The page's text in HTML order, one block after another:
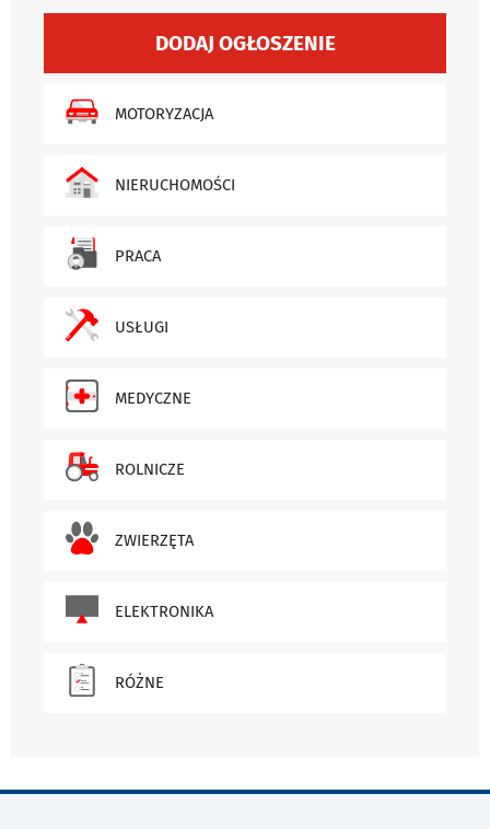
DODAJ OGŁOSZENIE
MOTORYZACJA
NIERUCHOMOŚCI
PRACA
USŁUGI
MEDYCZNE
ROLNICZE
ZWIERZĘTA
ELEKTRONIKA
RÓŻNE